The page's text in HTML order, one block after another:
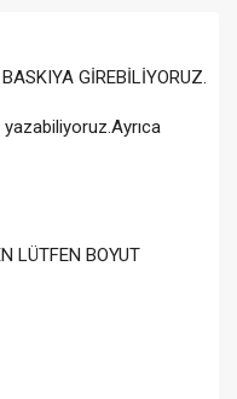
GİREBİLİYORUZ.
LÜTFEN BOYUT